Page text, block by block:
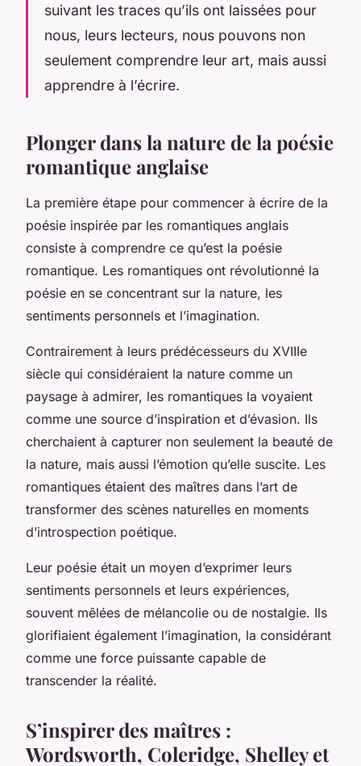
suivant les traces qu’ils ont laissées pour
nous, leurs lecteurs, nous pouvons non
seulement comprendre leur art, mais aussi
apprendre à l’écrire.
Plonger dans la nature de la poésie
romantique anglaise
La première étape pour commencer à écrire de la
poésie inspirée par les romantiques anglais
consiste à comprendre ce qu’est la poésie
romantique. Les romantiques ont révolutionné la
poésie en se concentrant sur la nature, les
sentiments personnels et l’imagination.
Contrairement à leurs prédécesseurs du XVIIIe
siècle qui considéraient la nature comme un
paysage à admirer, les romantiques la voyaient
comme une source d’inspiration et d’évasion. Ils
cherchaient à capturer non seulement la beauté de
la nature, mais aussi l’émotion qu’elle suscite. Les
romantiques étaient des maîtres dans l’art de
transformer des scènes naturelles en moments
d’introspection poétique.
Leur poésie était un moyen d’exprimer leurs
sentiments personnels et leurs expériences,
souvent mêlées de mélancolie ou de nostalgie. Ils
glorifiaient également l’imagination, la considérant
comme une force puissante capable de
transcender la réalité.
S’inspirer des maîtres :
Wordsworth, Coleridge, Shelley et